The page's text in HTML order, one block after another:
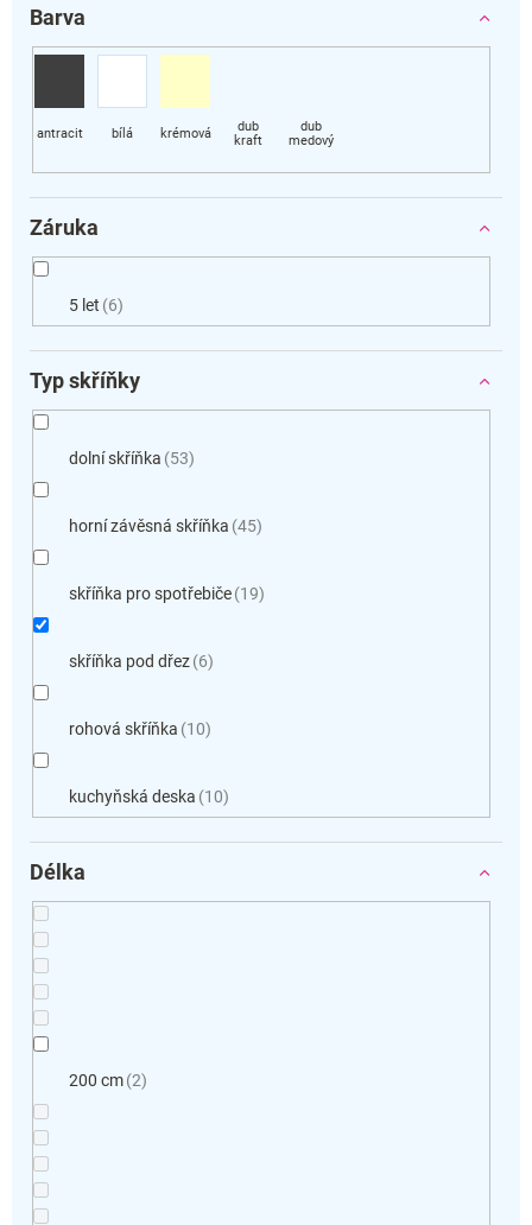
Barva
Záruka
5 let 6
Typ skříňky
dolní skříňka 53
horní závěsná skříňka 45
skříňka pro spotřebiče 19
skříňka pod dřez 6
rohová skříňka 10
kuchyňská deska 10
Délka
200 cm 2